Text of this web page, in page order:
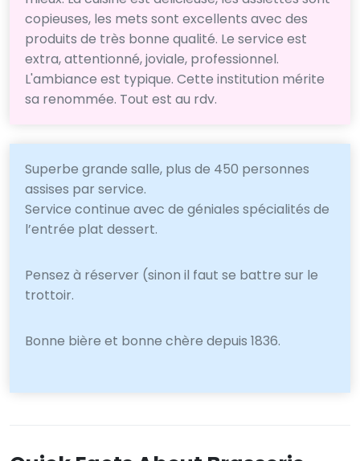
copieuses, les mets sont excellents avec des
produits de très bonne qualité. Le service est
extra, attentionné, joviale, professionnel.
L'ambiance est typique. Cette institution mérite
sa renommée. Tout est au rdv.
Superbe grande salle, plus de 450 personnes
assises par service.
Service continue avec de géniales spécialités de
l’entrée plat dessert.
Pensez à réserver (sinon il faut se battre sur le
trottoir.
Bonne bière et bonne chère depuis 1836.